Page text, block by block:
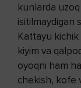
kunlarda
isitilmaydigan
Kattayu kichik
kiyim va
oyoqni ham
chekish, kofe